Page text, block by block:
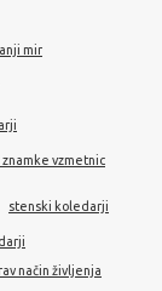
mir
znamke vzmetnic
stenski koledarji
način življenja